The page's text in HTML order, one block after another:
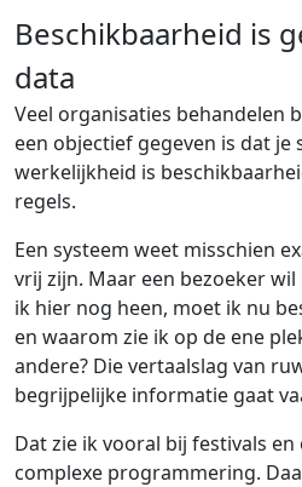
Beschikbaarheid is
data
Veel organisaties behandelen
een objectief gegeven is dat
werkelijkheid is
regels.
Een systeem weet misschien
vrij zijn. Maar een bezoeker
ik hier nog heen, moet ik nu
en waarom zie ik op de ene
andere? Die vertaalslag van
begrijpelijke informatie gaat
Dat zie ik vooral bij festivals
complexe programmering.